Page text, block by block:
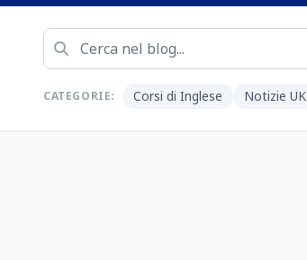
CATEGORIE: Corsi di Inglese Notizie UK